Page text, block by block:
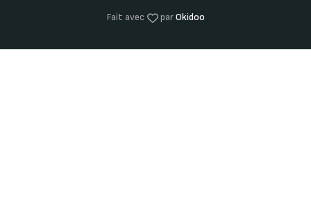
Fait avec parOkidoo